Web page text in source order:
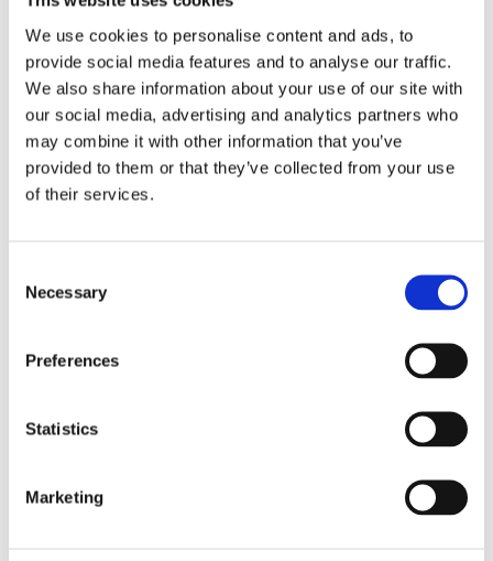
We use cookies to personalise content and ads, to
provide social media features and to analyse our traffic.
We also share information about your use of our site with
our social media, advertising and analytics partners who
may combine it with other information that you’ve
provided to them or that they’ve collected from your use
of their services.
Selection
Necessary
Preferences
Statistics
Marketing
Рульова рейка з ЕПК (40)
Рульова рейка без ГПК (4)